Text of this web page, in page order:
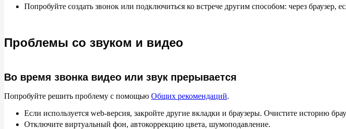
Попробуйте создать звонок или подключиться ко встрече другим способом: через браузер,
Проблемы со звуком и видео
Во время звонка видео или звук прерывается
Попробуйте решить проблему с помощью Общих рекомендаций.
Если используется web-версия, закройте другие вкладки и браузеры. Очистите историю
Отключите виртуальный фон, автокоррекцию цвета, шумоподавление.